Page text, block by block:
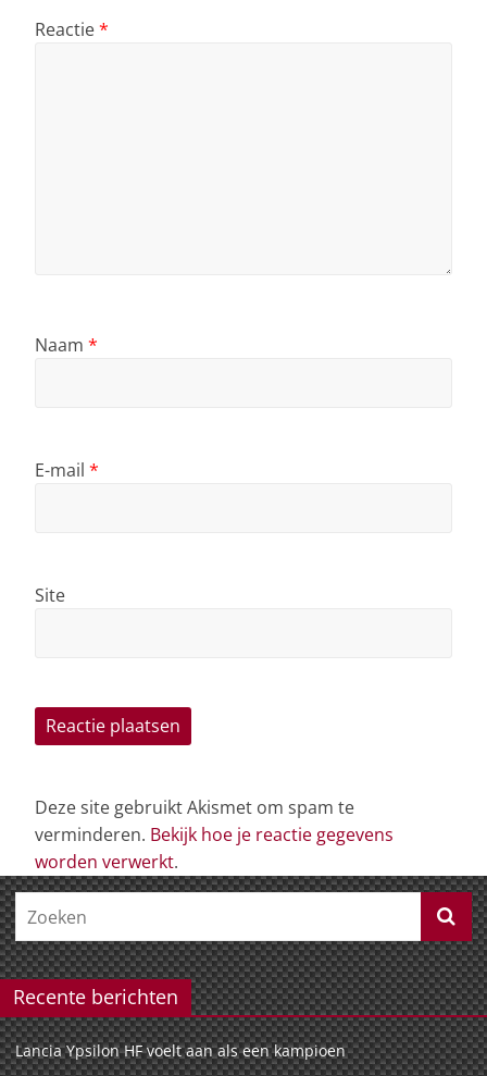
Reactie*
Naam *
E-mail *
Site
Deze site gebruikt Akismet om spam te
verminderen. Bekijk hoe je reactie gegevens
worden verwerkt.
Recente berichten
Lancia Ypsilon HF voelt aan als een kampioen